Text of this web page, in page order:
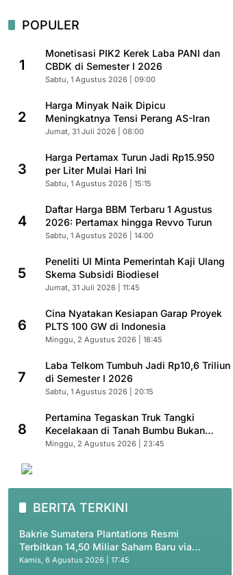
POPULER
1
Monetisasi PIK2 Kerek Laba PANI dan
CBDK di Semester I 2026
Sabtu, 1 Agustus 2026 | 09:00
2
Harga Minyak Naik Dipicu
Meningkatnya Tensi Perang AS-Iran
Jumat, 31 Juli 2026 | 08:00
3
Harga Pertamax Turun Jadi Rp15.950
per Liter Mulai Hari Ini
Sabtu, 1 Agustus 2026 | 15:15
4
Daftar Harga BBM Terbaru 1 Agustus
2026: Pertamax hingga Revvo Turun
Sabtu, 1 Agustus 2026 | 14:00
5
Peneliti UI Minta Pemerintah Kaji Ulang
Skema Subsidi Biodiesel
Jumat, 31 Juli 2026 | 11:45
6
Cina Nyatakan Kesiapan Garap Proyek
PLTS 100 GW di Indonesia
Minggu, 2 Agustus 2026 | 18:45
7
Laba Telkom Tumbuh Jadi Rp10,6 Triliun
di Semester I 2026
Sabtu, 1 Agustus 2026 | 20:15
8
Pertamina Tegaskan Truk Tangki
Kecelakaan di Tanah Bumbu Bukan
Armada Resmi
Minggu, 2 Agustus 2026 | 23:45
BERITA TERKINI
Bakrie Sumatera Plantations Resmi
Terbitkan 14,50 Miliar Saham Baru via
Private Placement
Kamis, 6 Agustus 2026 | 17:45